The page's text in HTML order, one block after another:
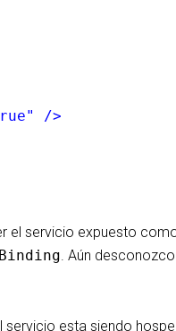
/>
el servicio expuesto
. Aún
servicio esta siendo